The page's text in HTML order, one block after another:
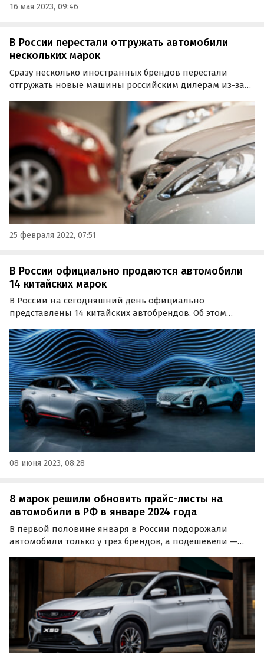
16 мая 2023, 09:46
В России перестали отгружать автомобили
нескольких марок
Сразу несколько иностранных брендов перестали
отгружать новые машины российским дилерам из-за
всем индикаторам». Об этом в четверг, 24 февраля,
сообщила газета «Ведомости».
25 февраля 2022, 07:51
В России официально продаются автомобили
14 китайских марок
В России на сегодняшний день официально
представлены 14 китайских автобрендов. Об этом
«Российские автомобильные дилеры».
08 июня 2023, 08:28
8 марок решили обновить прайс-листы на
автомобили в РФ в январе 2024 года
В первой половине января в России подорожали
автомобили только у трех брендов, а подешевели —
дня», который регулярно мониторит цены на
российском авторынке.